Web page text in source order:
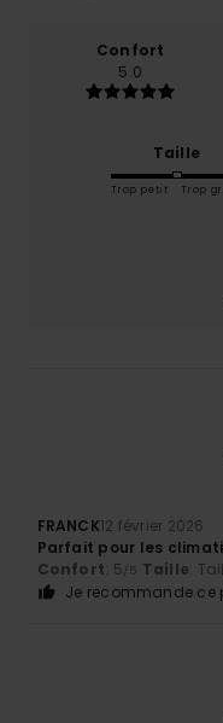
Confort
5.0
Taille
Trop petit Trop
FRANCK12 février 2026
Parfait pour les
Confort: 5/5 Taille:
Je recommande ce